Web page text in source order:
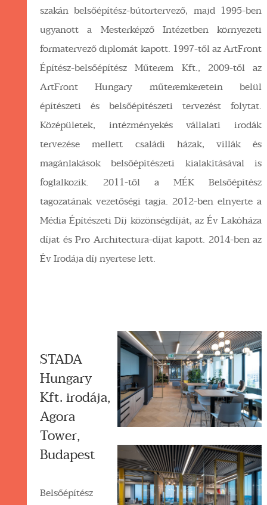
szakán belsőépítész-bútortervező, majd 1995-ben
ugyanott a Mesterképző Intézetben környezeti
formatervező diplomát kapott. 1997-től az ArtFront
Építész-belsőépítész Műterem Kft., 2009-től az
ArtFront Hungary műteremkeretein belül
építészeti és belsőépítészeti tervezést folytat.
Középületek, intézményekés vállalati irodák
tervezése mellett családi házak, villák és
magánlakások belsőépítészeti kialakításával is
foglalkozik. 2011-től a MÉK Belsőépítész
tagozatának vezetőségi tagja. 2012-ben elnyerte a
Média Építészeti Díj közönségdíját, az Év Lakóháza
díjat és Pro Architectura-díjat kapott. 2014-ben az
Év Irodája díj nyertese lett.
STADA
Hungary
Kft. irodája,
Agora
Tower,
Budapest
Belsőépítész